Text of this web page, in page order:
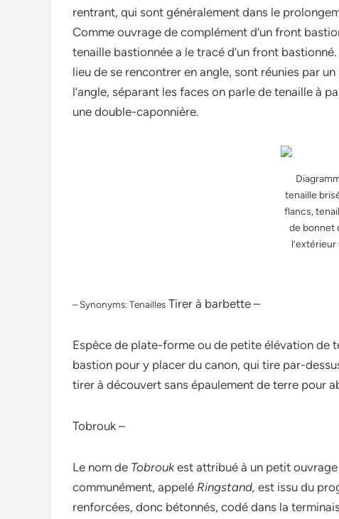
rentrant, qui sont généralement dans le
Comme ouvrage de complément d’un front
tenaille bastionnée a le tracé d’un front
lieu de se rencontrer en angle, sont réunies par
l’angle, séparant les faces on parle de tenaille à
une double-caponnière.
tenaille
flancs,
de bonnet
l’extérieur
– Synonyms: Tenailles Tirer à barbette –
Espèce de plate-forme ou de petite élévation de
bastion pour y placer du canon, qui tire par-
tirer à découvert sans épaulement de terre pour
Tobrouk –
Le nom de Tobroukest attribué à un petit
communément, appelé Ringstand, est issu du
renforcées, donc bétonnés, codé dans la